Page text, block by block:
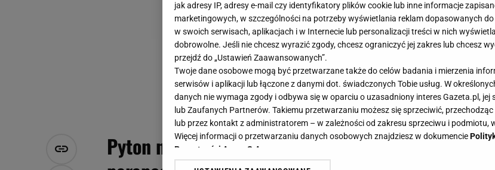
Pyton nagle pojawił się w jego domu. "Patrzę, a na
jak adresy IP, adresy e-mail czy identyfikatory plików cookie lub inne informacje
marketingowych, w szczególności na potrzeby wyświetlania reklam dopasowanych
w swoich serwisach, aplikacjach i w Internecie lub personalizacji treści w nich
dobrowolne. Jeśli nie chcesz wyrazić zgody, chcesz ograniczyć jej zakres lub chcesz
przejdź do „Ustawień Zaawansowanych”.
Twoje dane osobowe mogą być przetwarzane także do celów badania i mierzenia
serwisów i aplikacji lub łączone z danymi dot. świadczonych Tobie usług. W
danych nie wymaga zgody i odbywa się w oparciu o uzasadniony interes Gazeta.pl, jej
lub Zaufanych Partnerów. Takiemu przetwarzaniu możesz się sprzeciwić,
lub przez kontakt z administratorem – w zależności od zakresu sprzeciwu i podmiotu,
Więcej informacji o przetwarzaniu danych osobowych znajdziesz w dokumencie
Prywatności Agora S.A.